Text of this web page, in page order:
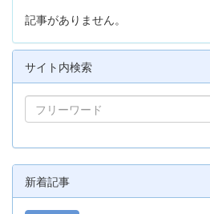
記事がありません。
サイト内検索
新着記事